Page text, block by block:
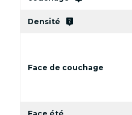
Densité live_help
Face de couchage